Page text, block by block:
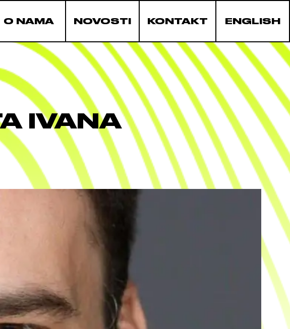
O NAMA NOVOSTI KONTAKT ENGLISH
IVANA